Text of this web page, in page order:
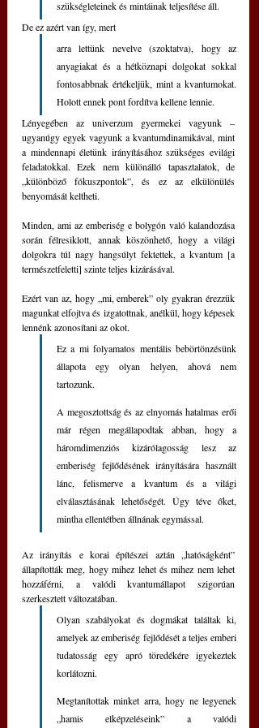
szükségleteinek és mintáinak teljesítése áll.
De ez azért van így, mert
arra lettünk nevelve (szoktatva), hogy az
anyagiakat és a hétköznapi dolgokat sokkal
fontosabbnak értékeljük, mint a kvantumokat.
Holott ennek pont fordítva kellene lennie.
Lényegében az univerzum gyermekei vagyunk –
ugyanúgy egyek vagyunk a kvantumdinamikával, mint
a mindennapi életünk irányításához szükséges evilági
feladatokkal. Ezek nem különálló tapasztalatok, de
„különböző fókuszpontok”, és ez az elkülönülés
benyomását keltheti.
Minden, ami az emberiség e bolygón való kalandozása
során félresiklott, annak köszönhető, hogy a világi
dolgokra túl nagy hangsúlyt fektettek, a kvantum [a
természetfeletti] szinte teljes kizárásával.
Ezért van az, hogy „mi, emberek” oly gyakran érezzük
magunkat elfojtva és izgatottnak, anélkül, hogy képesek
lennénk azonosítani az okot.
Ez a mi folyamatos mentális bebörtönzésünk
állapota egy olyan helyen, ahová nem
tartozunk.
A megosztottság és az elnyomás hatalmas erői
már régen megállapodtak abban, hogy a
háromdimenziós kizárólagosság lesz az
emberiség fejlődésének irányítására használt
lánc, felismerve a kvantum és a világi
elválasztásának lehetőségét. Úgy téve őket,
mintha ellentétben állnának egymással.
Az irányítás e korai építészei aztán „hatóságként”
állapították meg, hogy mihez lehet és mihez nem lehet
hozzáférni, a valódi kvantumállapot szigorúan
szerkesztett változatában.
Olyan szabályokat és dogmákat találtak ki,
amelyek az emberiség fejlődését a teljes emberi
tudatosság egy apró töredékére igyekeztek
korlátozni.
Megtanítottak minket arra, hogy ne legyenek
„hamis elképzeléseink” a valódi